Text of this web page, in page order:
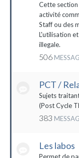
Cette
activité
Staff ou des
L'utilisation
illegale.
506
PCT /
Sujets
(Post Cycle
383
Les labos